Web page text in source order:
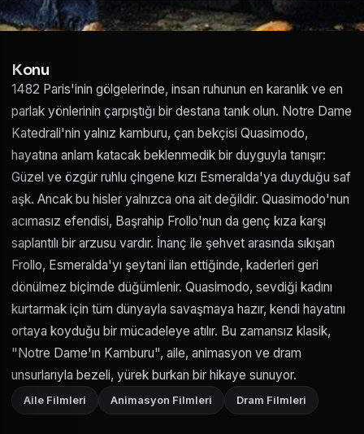
Konu
1482 Paris'inin gölgelerinde, insan ruhunun en karanlık ve en
parlak yönlerinin çarpıştığı bir destana tanık olun. Notre Dame
Katedrali'nin yalnız kamburu, çan bekçisi Quasimodo,
hayatına anlam katacak beklenmedik bir duyguyla tanışır:
Güzel ve özgür ruhlu çingene kızı Esmeralda'ya duyduğu saf
aşk. Ancak bu hisler yalnızca ona ait değildir. Quasimodo'nun
acımasız efendisi, Başrahip Frollo'nun da genç kıza karşı
saplantılı bir arzusu vardır. İnanç ile şehvet arasında sıkışan
Frollo, Esmeralda'yı şeytani ilan ettiğinde, kaderleri geri
dönülmez biçimde düğümlenir. Quasimodo, sevdiği kadını
kurtarmak için tüm dünyayla savaşmaya hazır, kendi hayatını
ortaya koyduğu bir mücadeleye atılır. Bu zamansız klasik,
"Notre Dame'ın Kamburu", aile, animasyon ve dram
unsurlarıyla bezeli, yürek burkan bir hikaye sunuyor.
Aile Filmleri Animasyon Filmleri Dram Filmleri